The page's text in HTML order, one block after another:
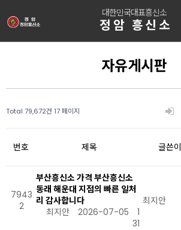
대한민국대표흥신소
정암 흥신소
자유게시판
Total 79,672건 17 페이지
번호 제목 글쓴이
7943
2
부산흥신소 가격 부산흥신소
동래 해운대 지점의 빠른 일처
리 감사합니다
최지안
2026-07-05
1
31
최지안